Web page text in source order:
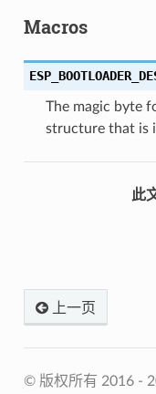
Macros
The magic byte
structure that is
此
上一页
© 版权所有 2016 -